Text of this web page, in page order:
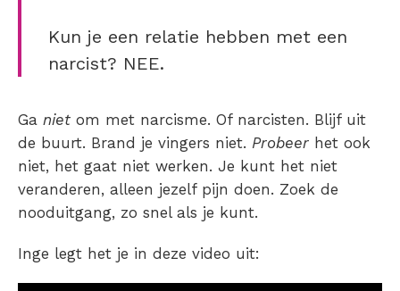
Kun je een relatie hebben met een
narcist? NEE.
Ga niet om met narcisme. Of narcisten. Blijf uit
de buurt. Brand je vingers niet. Probeer het ook
niet, het gaat niet werken. Je kunt het niet
veranderen, alleen jezelf pijn doen. Zoek de
nooduitgang, zo snel als je kunt.
Inge legt het je in deze video uit: